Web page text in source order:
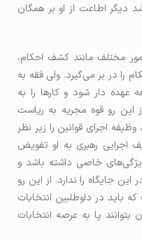
دیگر اطاعت از او بر همگان
مختلف مانند کشف احکام،
را در بر می‌گیرد. ولی فقه به
عهده دار شود و کارها را به
رو قوه مجریه به ریاست
اجرای قوانین را زیر نظر
اجرایی رهبری به او تفویض
خاصی داشته باشد و
جایگاه را ندارد. از این رو
باید در داوطلبین انتخابات
پا به عرصه انتخابات